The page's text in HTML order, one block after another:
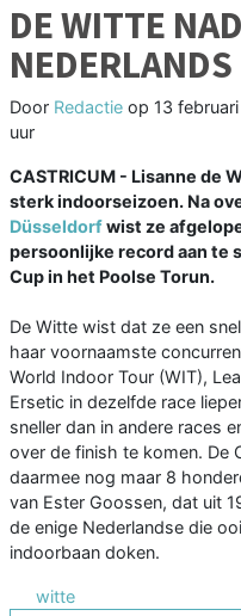
DE WITTE
NEDERLANDS
Door Redactie op 13
uur
CASTRICUM - Lisanne de
sterk indoorseizoen. Na
Düsseldorfwist ze
persoonlijke record aan te
Cup in het Poolse Torun.
De Witte wist dat ze een
haar voornaamste
World Indoor Tour (WIT),
Ersetic in dezelfde race
sneller dan in andere races
over de finish te komen. De
daarmee nog maar 8
van Ester Goossen, dat uit
de enige Nederlandse die
indoorbaan doken.
witte